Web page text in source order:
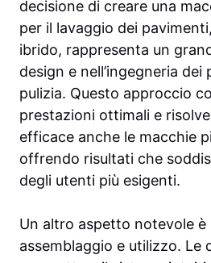
decisione di creare una
per il lavaggio dei
ibrido, rappresenta un
design e nell’ingegneria
pulizia. Questo approccio
prestazioni ottimali e
efficace anche le macchie
offrendo risultati che
degli utenti più esigenti.
Un altro aspetto notevole è
assemblaggio e utilizzo. Le